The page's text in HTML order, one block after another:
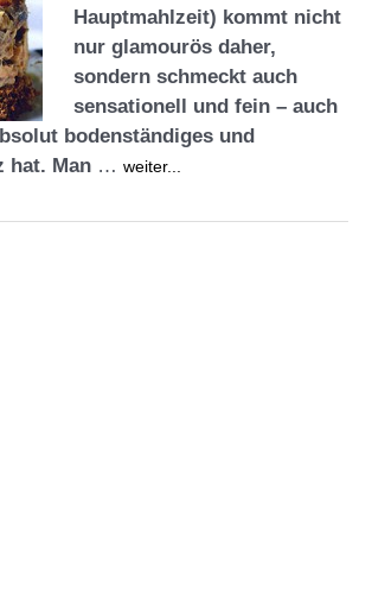
Hauptmahlzeit) kommt nicht
nur glamourös daher,
sondern schmeckt auch
sensationell und fein – auch
bodenständiges und
hat. Man … weiter...